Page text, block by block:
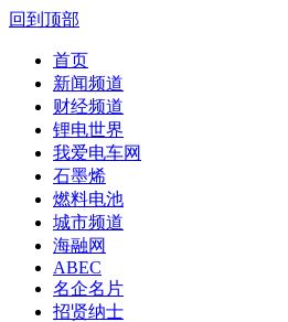
回到顶部
首页
新闻频道
财经频道
锂电世界
我爱电车网
石墨烯
燃料电池
城市频道
海融网
ABEC
名企名片
招贤纳士